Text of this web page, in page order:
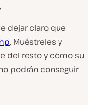
dejar claro que
. Muéstreles y
del resto y cómo su
podrán conseguir